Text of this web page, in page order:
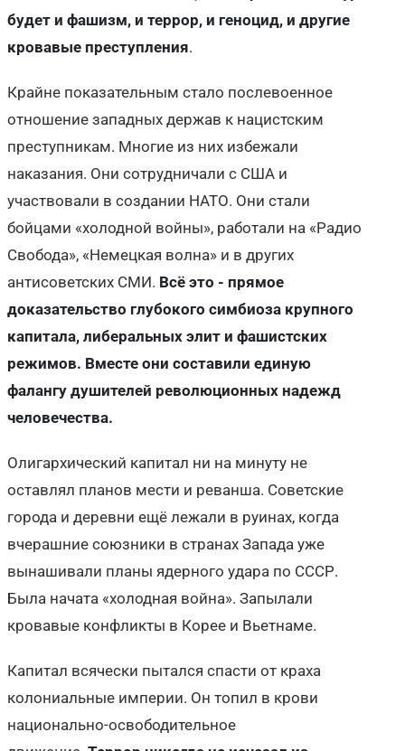
будет и фашизм, и террор, и геноцид, и другие
кровавые преступления.
Крайне показательным стало послевоенное
отношение западных держав к нацистским
преступникам. Многие из них избежали
наказания. Они сотрудничали с США и
участвовали в создании НАТО. Они стали
бойцами «холодной войны», работали на «Радио
Свобода», «Немецкая волна» и в других
антисоветских СМИ. Всё это - прямое
доказательство глубокого симбиоза крупного
капитала, либеральных элит и фашистских
режимов. Вместе они составили единую
фалангу душителей революционных надежд
человечества.
Олигархический капитал ни на минуту не
оставлял планов мести и реванша. Советские
города и деревни ещё лежали в руинах, когда
вчерашние союзники в странах Запада уже
вынашивали планы ядерного удара по СССР.
Была начата «холодная война». Запылали
кровавые конфликты в Корее и Вьетнаме.
Капитал всячески пытался спасти от краха
колониальные империи. Он топил в крови
национально-освободительное